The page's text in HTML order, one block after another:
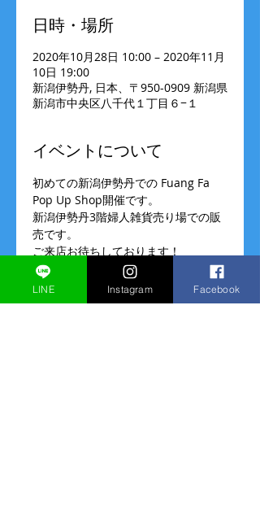
日時・場所
2020年10月28日 10:00 – 2020年11月
10日 19:00
新潟伊勢丹, 日本、〒950-0909 新潟県
新潟市中央区八千代１丁目６−１
イベントについて
初めての新潟伊勢丹での Fuang Fa
Pop Up Shop開催です。
新潟伊勢丹3階婦人雑貨売り場での販
売です。
ご来店お待ちしております！
（販売のみ、オーダーはございませ
ん）
営業時間
LINE Instagram Facebook